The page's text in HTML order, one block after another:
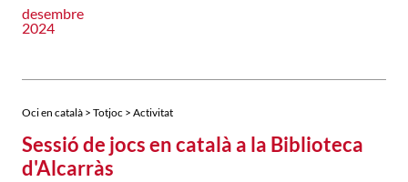
desembre
2024
Oci en català > Totjoc > Activitat
Sessió de jocs en català a la Biblioteca
d'Alcarràs